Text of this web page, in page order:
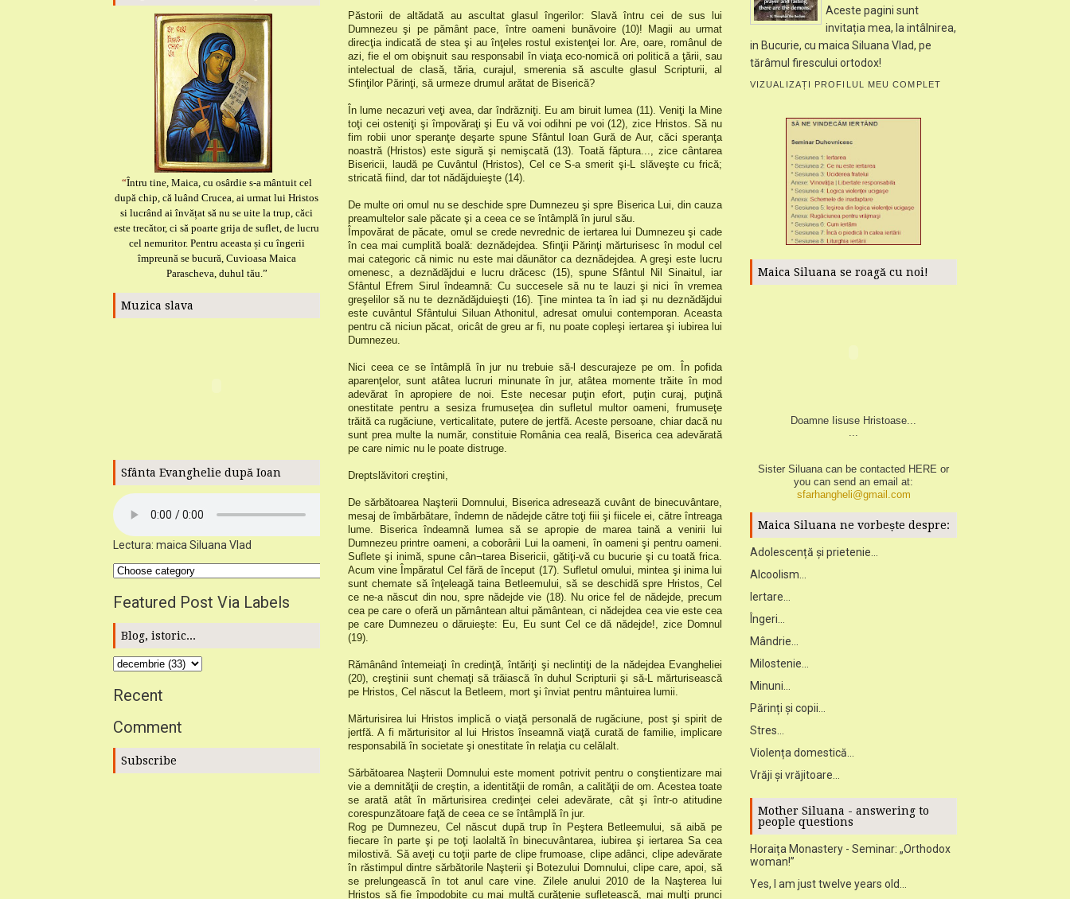
“Întru tine, Maica, cu osârdie s-a mântuit cel
după chip, că luând Crucea, ai urmat lui Hristos
si lucrând ai învățat să nu se uite la trup, căci
este trecător, ci să poarte grija de suflet, de lucru
cel nemuritor. Pentru aceasta și cu îngerii
împreună se bucură, Cuvioasa Maica
Parascheva, duhul tău.”
Muzica slava
Sfânta Evanghelie după Ioan
Lectura: maica Siluana Vlad
Featured Post Via Labels
Blog, istoric...
Recent
Comment
Subscribe
Păstorii de altădată au ascultat glasul îngerilor: Slavă întru cei de sus lui
Dumnezeu şi pe pământ pace, între oameni bunăvoire (10)! Magii au urmat
direcţia indicată de stea şi au înţeles rostul existenţei lor. Are, oare, românul de
azi, fie el om obişnuit sau responsabil în viaţa eco-nomică ori politică a ţării, sau
intelectual de clasă, tăria, curajul, smerenia să asculte glasul Scripturii, al
Sfinţilor Părinţi, să urmeze drumul arătat de Biserică?
În lume necazuri veţi avea, dar îndrăzniţi. Eu am biruit lumea (11). Veniţi la Mine
toţi cei osteniţi şi împovăraţi şi Eu vă voi odihni pe voi (12), zice Hristos. Să nu
fim robii unor speranţe deşarte spune Sfântul Ioan Gură de Aur, căci speranţa
noastră (Hristos) este sigură şi nemişcată (13). Toată făptura..., zice cântarea
Bisericii, laudă pe Cuvântul (Hristos), Cel ce S-a smerit şi-L slăveşte cu frică;
stricată fiind, dar tot nădăjduieşte (14).
De multe ori omul nu se deschide spre Dumnezeu şi spre Biserica Lui, din cauza
preamultelor sale păcate şi a ceea ce se întâmplă în jurul său.
Împovărat de păcate, omul se crede nevrednic de iertarea lui Dumnezeu şi cade
în cea mai cumplită boală: deznădejdea. Sfinţii Părinţi mărturisesc în modul cel
mai categoric că nimic nu este mai dăunător ca deznădejdea. A greşi este lucru
omenesc, a deznădăjdui e lucru drăcesc (15), spune Sfântul Nil Sinaitul, iar
Sfântul Efrem Sirul îndeamnă: Cu succesele să nu te lauzi şi nici în vremea
greşelilor să nu te deznădăjduieşti (16). Ţine mintea ta în iad şi nu deznădăjdui
este cuvântul Sfântului Siluan Athonitul, adresat omului contemporan. Aceasta
pentru că niciun păcat, oricât de greu ar fi, nu poate copleşi iertarea şi iubirea lui
Dumnezeu.
Nici ceea ce se întâmplă în jur nu trebuie să-l descurajeze pe om. În pofida
aparenţelor, sunt atâtea lucruri minunate în jur, atâtea momente trăite în mod
adevărat în apropiere de noi. Este necesar puţin efort, puţin curaj, puţină
onestitate pentru a sesiza frumuseţea din sufletul multor oameni, frumuseţe
trăită ca rugăciune, verticalitate, putere de jertfă. Aceste persoane, chiar dacă nu
sunt prea multe la număr, constituie România cea reală, Biserica cea adevărată
pe care nimic nu le poate distruge.
Dreptslăvitori creştini,
De sărbătoarea Naşterii Domnului, Biserica adresează cuvânt de binecuvântare,
mesaj de îmbărbătare, îndemn de nădejde către toţi fiii şi fiicele ei, către întreaga
lume. Biserica îndeamnă lumea să se apropie de marea taină a venirii lui
Dumnezeu printre oameni, a coborârii Lui la oameni, în oameni şi pentru oameni.
Suflete şi inimă, spune cân¬tarea Bisericii, gătiţi-vă cu bucurie şi cu toată frica.
Acum vine Împăratul Cel fără de început (17). Sufletul omului, mintea şi inima lui
sunt chemate să înţeleagă taina Betleemului, să se deschidă spre Hristos, Cel
ce ne-a născut din nou, spre nădejde vie (18). Nu orice fel de nădejde, precum
cea pe care o oferă un pământean altui pământean, ci nădejdea cea vie este cea
pe care Dumnezeu o dăruieşte: Eu, Eu sunt Cel ce dă nădejde!, zice Domnul
(19).
Rămânând întemeiaţi în credinţă, întăriţi şi neclintiţi de la nădejdea Evangheliei
(20), creştinii sunt chemaţi să trăiască în duhul Scripturii şi să-L mărturisească
pe Hristos, Cel născut la Betleem, mort şi înviat pentru mântuirea lumii.
Mărturisirea lui Hristos implică o viaţă personală de rugăciune, post şi spirit de
jertfă. A fi mărturisitor al lui Hristos înseamnă viaţă curată de familie, implicare
responsabilă în societate şi onestitate în relaţia cu celălalt.
Sărbătoarea Naşterii Domnului este moment potrivit pentru o conştientizare mai
vie a demnităţii de creştin, a identităţii de român, a calităţii de om. Acestea toate
se arată atât în mărturisirea credinţei celei adevărate, cât şi într-o atitudine
corespunzătoare faţă de ceea ce se întâmplă în jur.
Rog pe Dumnezeu, Cel născut după trup în Peştera Betleemului, să aibă pe
fiecare în parte şi pe toţi laolaltă în binecuvântarea, iubirea şi iertarea Sa cea
milostivă. Să aveţi cu toţii parte de clipe frumoase, clipe adânci, clipe adevărate
în răstimpul dintre sărbătorile Naşterii şi Botezului Domnului, clipe care, apoi, să
se prelungească în tot anul care vine. Zilele anului 2010 de la Naşterea lui
Hristos să fie împodobite cu mai multă curăţenie sufletească, mai mulţi prunci
Aceste pagini sunt
invitația mea, la intâlnirea,
in Bucurie, cu maica Siluana Vlad, pe
tărâmul firescului ortodox!
VIZUALIZAȚI PROFILUL MEU COMPLET
Maica Siluana se roagă cu noi!
Doamne Iisuse Hristoase...
...
Sister Siluana can be contacted HERE or
you can send an email at:
sfarhangheli@gmail.com
Maica Siluana ne vorbește despre:
Adolescență și prietenie...
Alcoolism...
Iertare...
Îngeri...
Mândrie...
Milostenie...
Minuni...
Părinți și copii...
Stres...
Violența domestică...
Vrăji și vrăjitoare...
Mother Siluana - answering to
people questions
Horaița Monastery - Seminar: „Orthodox
woman!”
Yes, I am just twelve years old...